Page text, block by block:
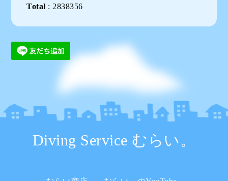
Total : 2838356
Diving Service むらい。